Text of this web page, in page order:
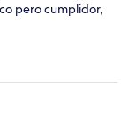
pero cumplidor,